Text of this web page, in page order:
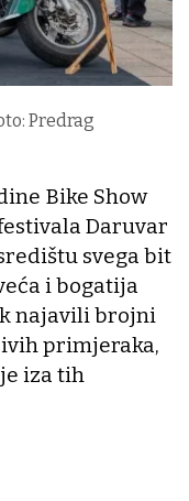
Predrag
Bike Show
Daruvar
svega bit
i bogatija
najavili brojni
primjeraka,
iza tih